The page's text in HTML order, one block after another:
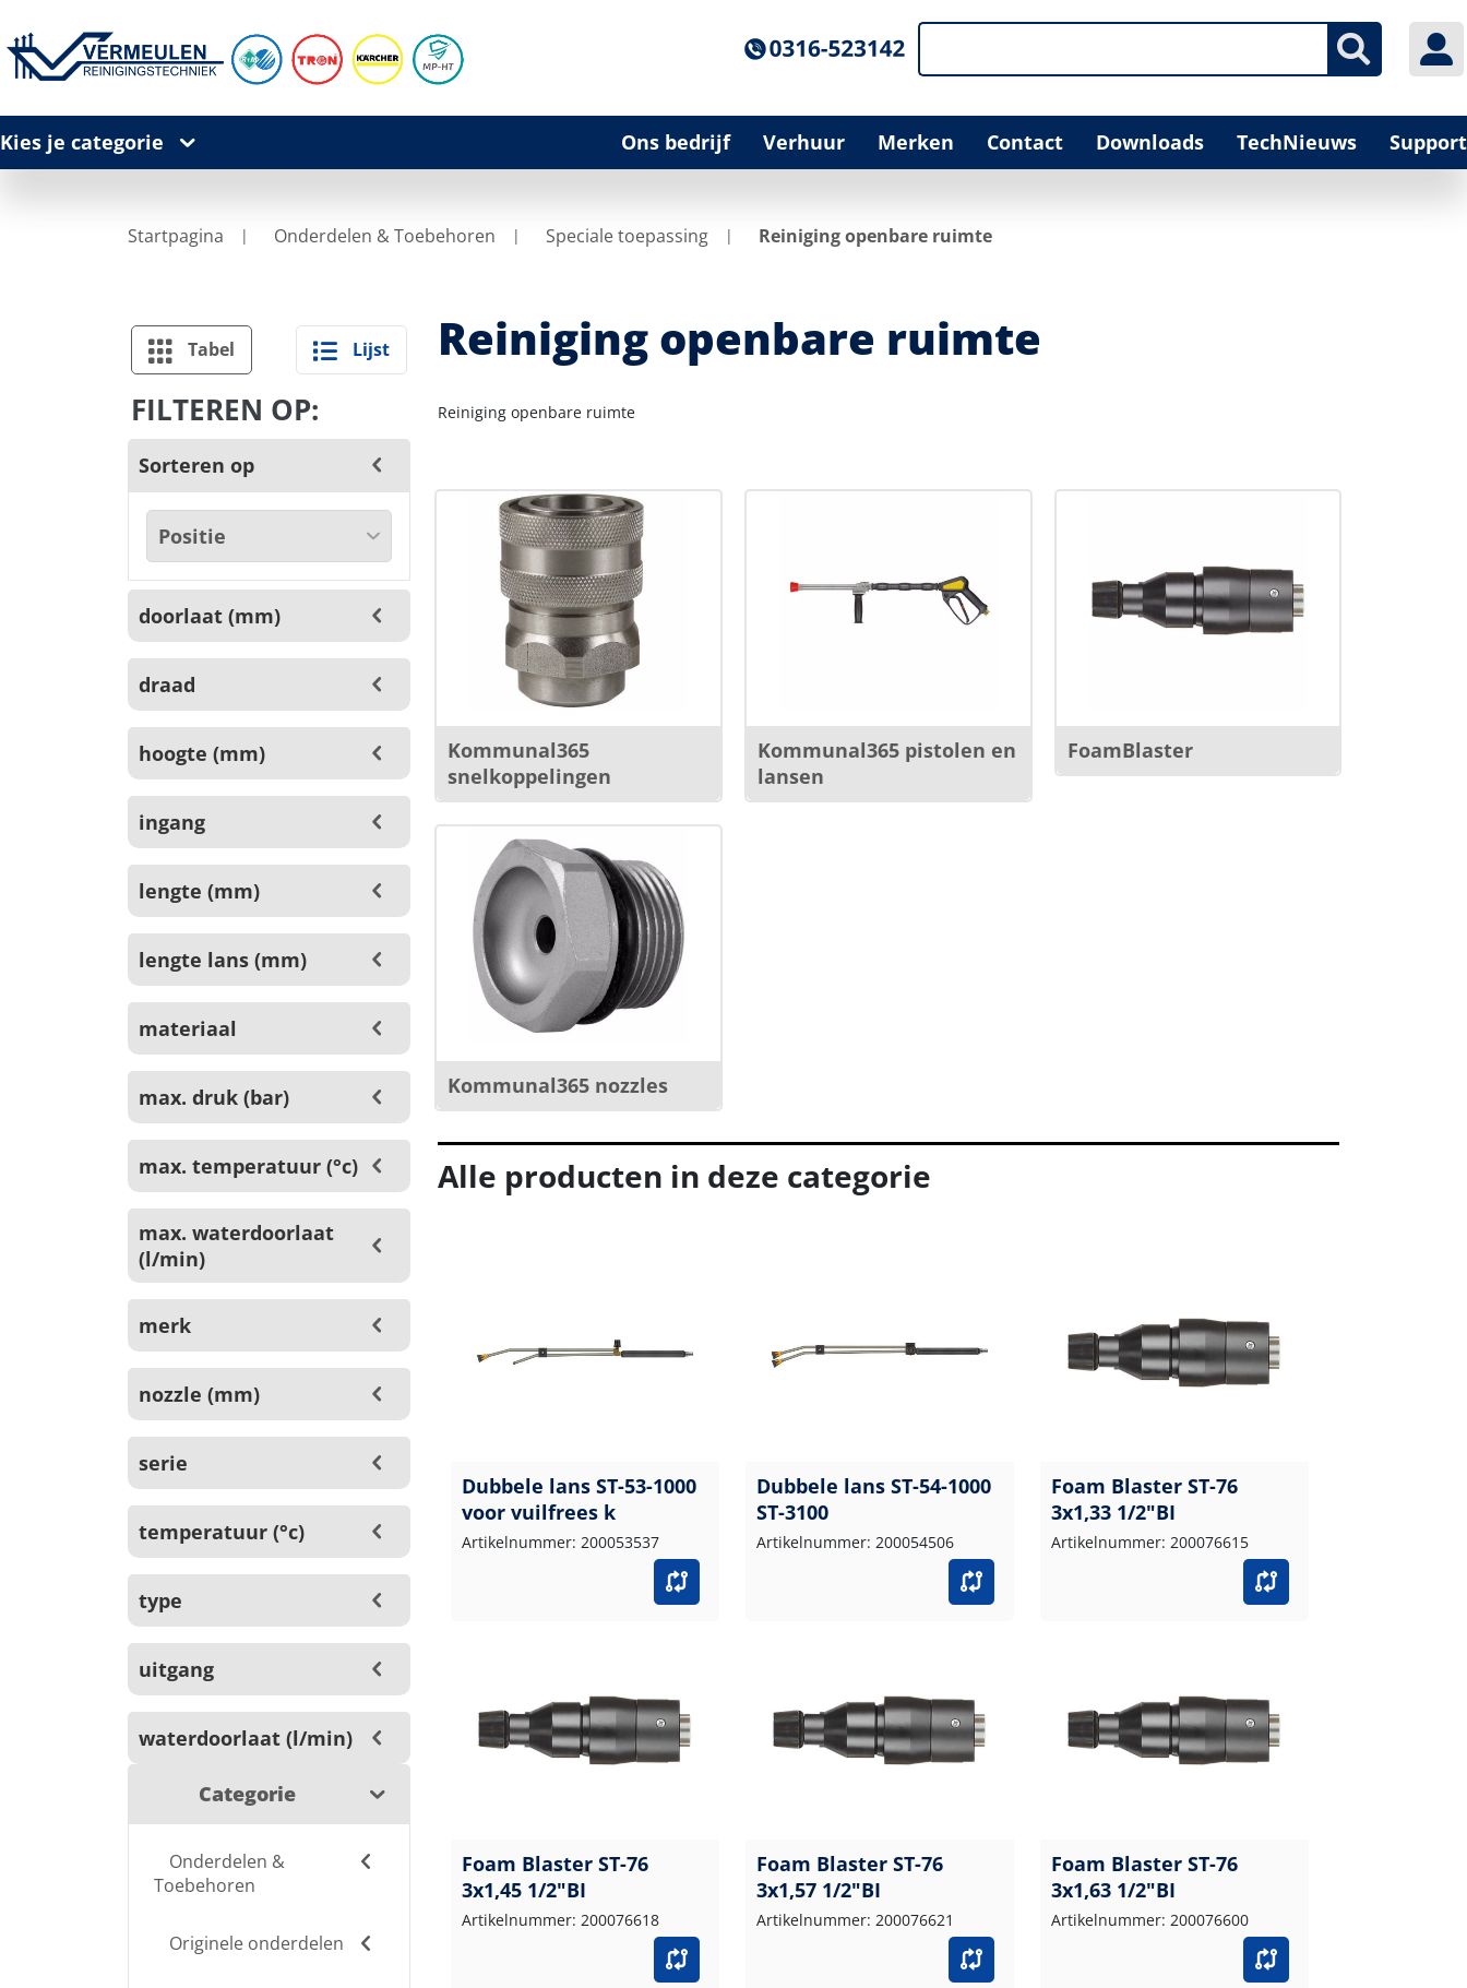
Kies je categorie Ons bedrijf Verhuur Merken Contact Downloads TechNieuws Support
Startpagina Onderdelen & Toebehoren Speciale toepassing Reiniging openbare ruimte
Tabel Lijst
FILTEREN OP:
Sorteren op
doorlaat (mm)
draad
hoogte (mm)
ingang
lengte (mm)
lengte lans (mm)
materiaal
max. druk (bar)
max. temperatuur (°c)
max. waterdoorlaat
(l/min)
merk
nozzle (mm)
serie
temperatuur (°c)
type
uitgang
waterdoorlaat (l/min)
Categorie
Onderdelen &
Toebehoren
Originele onderdelen
Reiniging openbare ruimte
Reiniging openbare ruimte
Kommunal365
snelkoppelingen
Kommunal365 pistolen en
lansen
FoamBlaster
Kommunal365 nozzles
Alle producten in deze categorie
Dubbele lans ST-53-1000
voor vuilfrees k
Artikelnummer: 200053537
Dubbele lans ST-54-1000
ST-3100
Artikelnummer: 200054506
Foam Blaster ST-76
3x1,33 1/2"BI
Artikelnummer: 200076615
Foam Blaster ST-76
3x1,45 1/2"BI
Artikelnummer: 200076618
Foam Blaster ST-76
3x1,57 1/2"BI
Artikelnummer: 200076621
Foam Blaster ST-76
3x1,63 1/2"BI
Artikelnummer: 200076600